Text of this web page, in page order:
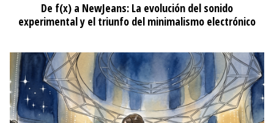
De f(x) a NewJeans: La evolución del sonido
experimental y el triunfo del minimalismo electrónico